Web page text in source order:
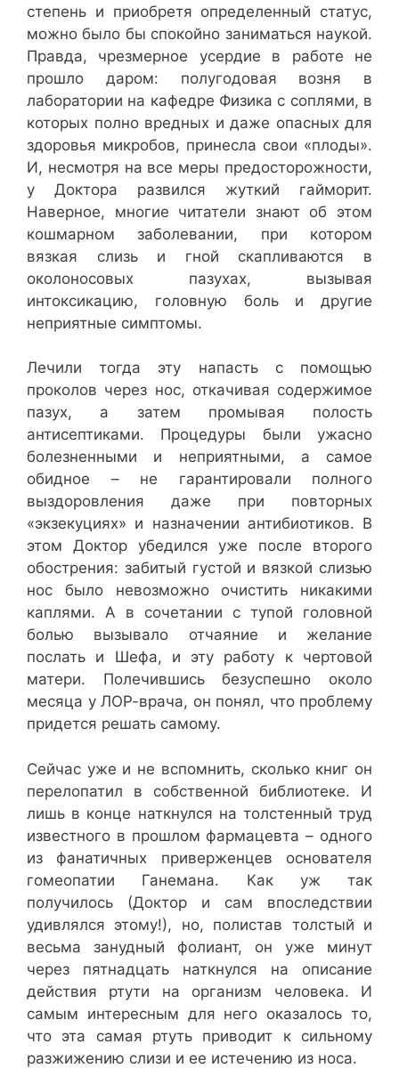
степень и приобретя определенный статус,
можно было бы спокойно заниматься наукой.
Правда, чрезмерное усердие в работе не
прошло даром: полугодовая возня в
лаборатории на кафедре Физика с соплями, в
которых полно вредных и даже опасных для
здоровья микробов, принесла свои «плоды».
И, несмотря на все меры предосторожности,
у Доктора развился жуткий гайморит.
Наверное, многие читатели знают об этом
кошмарном заболевании, при котором
вязкая слизь и гной скапливаются в
околоносовых пазухах, вызывая
интоксикацию, головную боль и другие
неприятные симптомы.
Лечили тогда эту напасть с помощью
проколов через нос, откачивая содержимое
пазух, а затем промывая полость
антисептиками. Процедуры были ужасно
болезненными и неприятными, а самое
обидное – не гарантировали полного
выздоровления даже при повторных
«экзекуциях» и назначении антибиотиков. В
этом Доктор убедился уже после второго
обострения: забитый густой и вязкой слизью
нос было невозможно очистить никакими
каплями. А в сочетании с тупой головной
болью вызывало отчаяние и желание
послать и Шефа, и эту работу к чертовой
матери. Полечившись безуспешно около
месяца у ЛОР-врача, он понял, что проблему
придется решать самому.
Сейчас уже и не вспомнить, сколько книг он
перелопатил в собственной библиотеке. И
лишь в конце наткнулся на толстенный труд
известного в прошлом фармацевта – одного
из фанатичных приверженцев основателя
гомеопатии Ганемана. Как уж так
получилось (Доктор и сам впоследствии
удивлялся этому!), но, полистав толстый и
весьма занудный фолиант, он уже минут
через пятнадцать наткнулся на описание
действия ртути на организм человека. И
самым интересным для него оказалось то,
что эта самая ртуть приводит к сильному
разжижению слизи и ее истечению из носа.